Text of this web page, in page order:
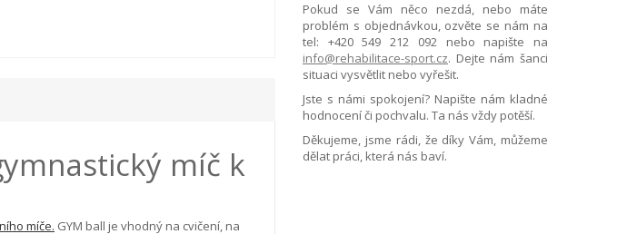
míč k
míče. GYM ball je vhodný na cvičení, na
Pokud se Vám něco nezdá, nebo máte
problém s objednávkou, ozvěte se nám na
tel: +420 549 212 092nebo napište na
info@rehabilitace-sport.cz. Dejte nám šanci
situaci vysvětlit nebo vyřešit.
Jste s námi spokojení? Napište nám kladné
hodnocení či pochvalu. Ta nás vždy potěší.
Děkujeme, jsme rádi, že díky Vám, můžeme
dělat práci, která nás baví.